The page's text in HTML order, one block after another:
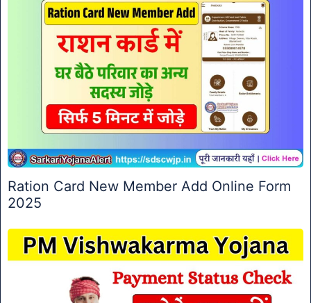
Ration Card New Member Add Online Form
2025